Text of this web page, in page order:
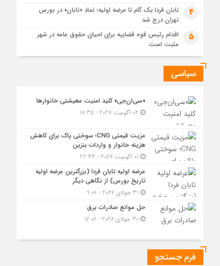
4
تابان فردا یک گام تا عرضه اولیه؛ نماد «تابان» در بورس
تهران درج شد
5
اقدام رئیس قوه قضاییه برای احیای حقوق عامه در شهر
مثبت است
سیاسی
«سی‌ان‌جی» کلید امنیت معیشتی خانوارها
مزیت قیمتی CNG؛ سوختی پاک برای کاهش
هزینه خانوار و واردات بنزین
عرضه اولیه تابان فردا (بزرگترین عرضه اولیه
تاریخ بورس) از نگاهی دیگر
حل موانع صادرات برق
30 جولای 2026 - 17:06
فرم جستجو